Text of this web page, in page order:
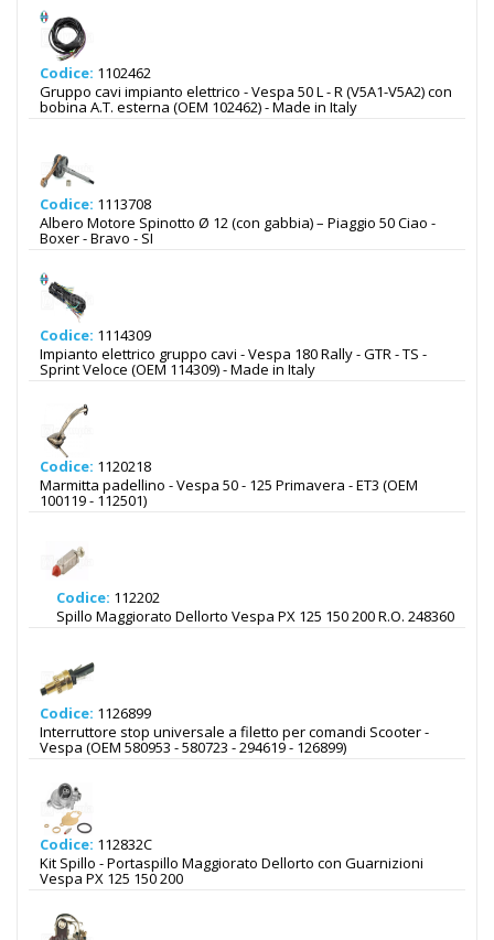
Codice: 1102462
Gruppo cavi impianto elettrico - Vespa 50 L - R (V5A1-V5A2) con
bobina A.T. esterna (OEM 102462) - Made in Italy
Codice: 1113708
Albero Motore Spinotto Ø 12 (con gabbia) – Piaggio 50 Ciao -
Boxer - Bravo - SI
Codice: 1114309
Impianto elettrico gruppo cavi - Vespa 180 Rally - GTR - TS -
Sprint Veloce (OEM 114309) - Made in Italy
Codice: 1120218
Marmitta padellino - Vespa 50 - 125 Primavera - ET3 (OEM
100119 - 112501)
Codice: 112202
Spillo Maggiorato Dellorto Vespa PX 125 150 200 R.O. 248360
Codice: 1126899
Interruttore stop universale a filetto per comandi Scooter -
Vespa (OEM 580953 - 580723 - 294619 - 126899)
Codice: 112832C
Kit Spillo - Portaspillo Maggiorato Dellorto con Guarnizioni
Vespa PX 125 150 200